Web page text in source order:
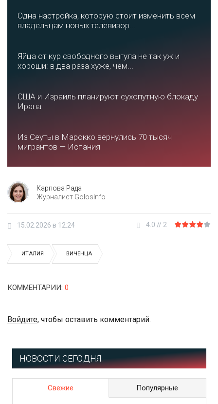
Одна настройка, которую стоит изменить всем
владельцам новых телевизор...
Яйца от кур свободного выгула не так уж и
хороши: в два раза хуже, чем...
США и Израиль планируют сухопутную блокаду
Ирана
Из Сеуты в Марокко вернулись 70 тысяч
мигрантов — Испания
Карпова Рада
Журналист GolosInfo
15.02.2026 в 12:24 4.0 // 2
ИТАЛИЯ ВИЧЕНЦА
КОММЕНТАРИИ: 0
Войдите, чтобы оставить комментарий.
НОВОСТИ СЕГОДНЯ
Свежие Популярные